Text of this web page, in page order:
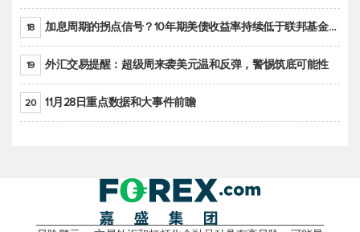
18 加息周期的拐点信号？10年期美债收益率持续低于联邦基金利率目标区间
19 外汇交易提醒：超级周来袭美元温和反弹，警惕筑底可能性
20 11月28日重点数据和大事件前瞻